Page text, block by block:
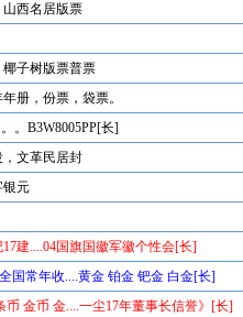
西名居版票
子树版票普票
册，份票，袋票。
。B3W8005PP[长]
文革民居封
银元
建....04国旗国徽军徽个性会[长]
国常年收....黄金 铂金 钯金 白金[长]
金币 金....一尘17年董事长信誉》[长]